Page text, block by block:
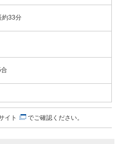
約33分
イト でご確認ください。